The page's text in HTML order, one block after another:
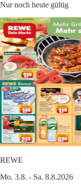
Nur noch heute gültig
REWE
Mo. 3.8. - Sa. 8.8.2026